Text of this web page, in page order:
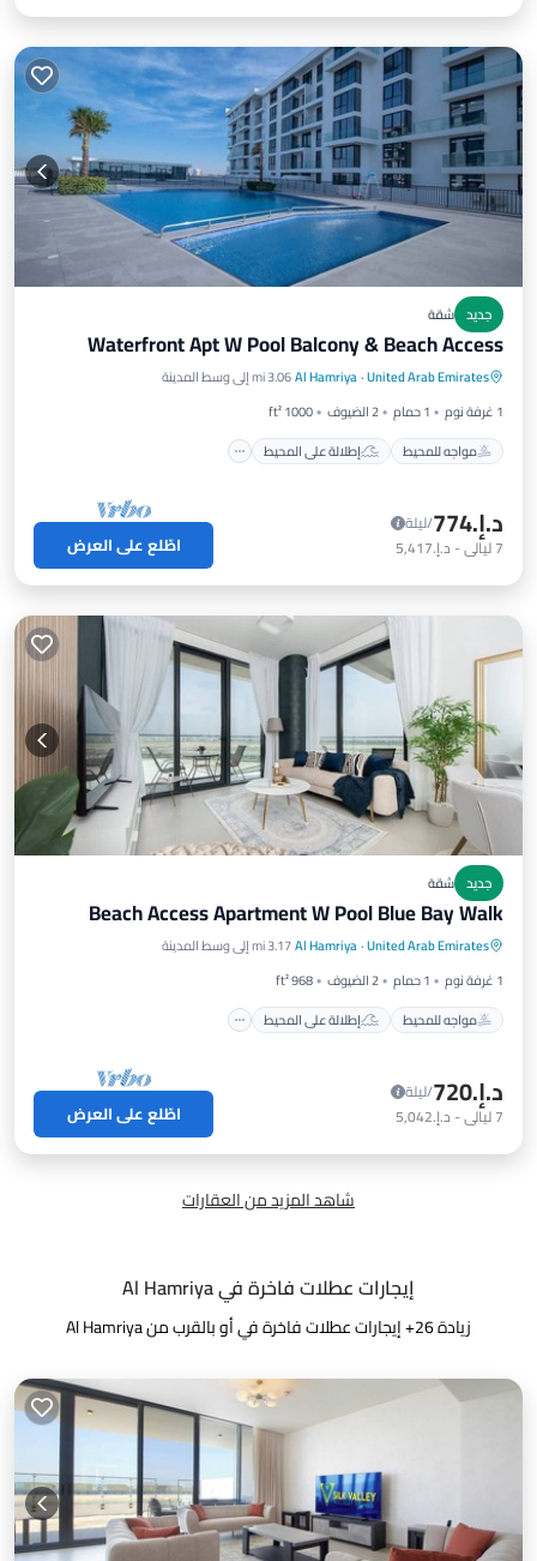
جديد شقة
Waterfront Apt W Pool Balcony & Beach Access
United Arab Emirates
·
Al Hamriya3.06 mi إلى وسط المدينة
1 غرفة نوم
1 حمام 2 الضيوف
1000 ft²
مواجه للمحيط
إطلالة على المحيط
مواجه للمحيط
إطلالة على المحيط
شرفة / تراس
إطلالة
د.إ.‏774
/ليلة
7ليالي- د.إ.‏5,417 اطّلع على العرض
جديد شقة
Beach Access Apartment W Pool Blue Bay Walk
United Arab Emirates
·
Al Hamriya3.17 mi إلى وسط المدينة
1 غرفة نوم
1 حمام 2 الضيوف
968 ft²
مواجه للمحيط
إطلالة على المحيط
مواجه للمحيط
إطلالة على المحيط
شرفة / تراس
إطلالة
د.إ.‏720
/ليلة
7ليالي- د.إ.‏5,042 اطّلع على العرض
شاهد المزيد من العقارات
إيجارات عطلات فاخرة في Al Hamriya
زيادة26+ إيجارات عطلات فاخرة في أو بالقرب من Al Hamriya